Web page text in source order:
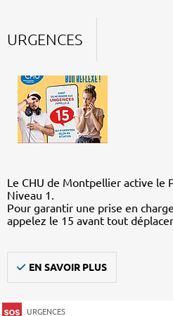
URGENCES
Le CHU de Montpellier active le
Niveau 1.
Pour garantir une prise en
appelez le 15 avant tout
EN SAVOIR PLUS
URGENCES